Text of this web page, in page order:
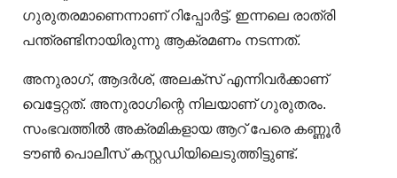
ഗുരുതരമാണെന്നാണ് റിപ്പോര്‍ട്ട്. ഇന്നലെ രാത്രി
പന്ത്രണ്ടിനായിരുന്നു ആക്രമണം നടന്നത്.
അനുരാഗ്, ആദര്‍ശ്, അലക്‌സ് എന്നിവര്‍ക്കാണ്
വെട്ടേറ്റത്. അനുരാഗിന്റെ നിലയാണ് ഗുരുതരം.
സംഭവത്തില്‍ അക്രമികളായ ആറ് പേരെ കണ്ണൂര്‍
ടൗണ്‍ പൊലീസ് കസ്റ്റഡിയിലെടുത്തിട്ടുണ്ട്.